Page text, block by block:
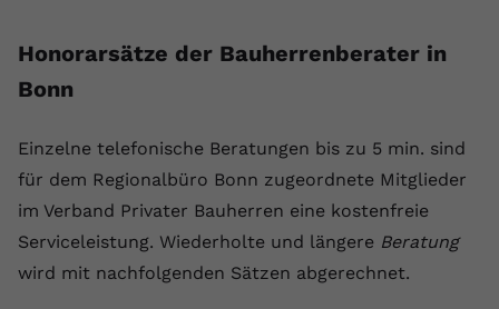
Honorarsätze der Bauherrenberater in
Bonn
Einzelne telefonische Beratungen bis zu 5 min. sind
für dem Regionalbüro Bonn zugeordnete Mitglieder
im Verband Privater Bauherren eine kostenfreie
Serviceleistung. Wiederholte und längere Beratung
wird mit nachfolgenden Sätzen abgerechnet.